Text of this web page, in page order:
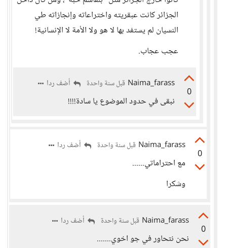
الجزائر كانت عبقريته واختراعاته وإنجازاته طي
النسيان لم يستفد بها لا هو ولا الأمة لا الإنسانية!
عجب عجاب.
0
Naima_farass قبل سنة واحدة أضف ردا
نبقى في حدود الموضوع يا سادة!!!!
0
Naima_farass قبل سنة واحدة أضف ردا
مع احتراماتي......
وشكرا
0
Naima_farass قبل سنة واحدة أضف ردا
نحن نتحاور في جو اخوي.......